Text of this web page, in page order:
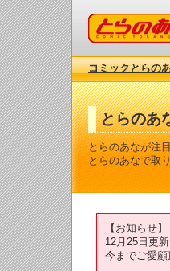
コミックとらの
コミックとらの
とらのあ
とらのあなが注
とらのあなで取
【お知らせ】
12月25日更
今までご愛顧